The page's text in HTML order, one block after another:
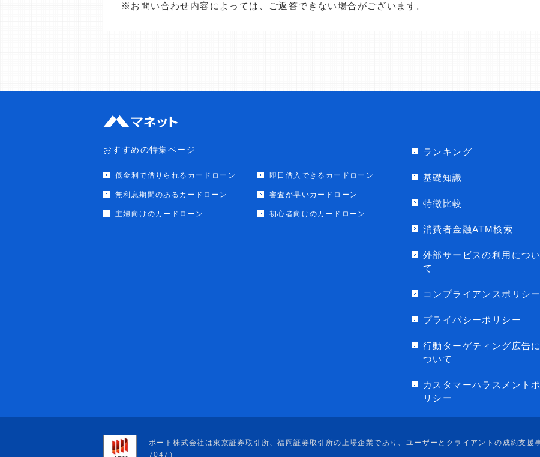
※お問い合わせ内容によっては、ご返答できない場合がございます。
おすすめの特集ページ
低金利で借りられるカードローン 即日借入できるカードローン
無利息期間のあるカードローン 審査が早いカードローン
主婦向けのカードローン 初心者向けのカードローン
ランキング
基礎知識
特徴比較
消費者金融ATM検索
外部サービスの利用につい
て
コンプライアンスポリシー
プライバシーポリシー
行動ターゲティング広告に
ついて
カスタマーハラスメントポ
リシー